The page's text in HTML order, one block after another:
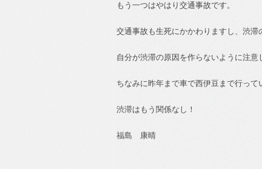
もう一つはやはり交通事故です。
交通事故も生死にかかわりますし、渋滞
自分が渋滞の原因を作らないように注意
ちなみに昨年まで車で西伊豆まで行って
渋滞はもう関係なし！
福島 康晴